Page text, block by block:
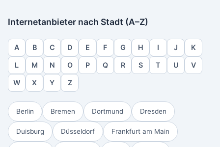
Internetanbieter nach Stadt (A–Z)
A B C D E F G H I J K
L M N O P Q R S T U V
W X Y Z
Berlin Bremen Dortmund Dresden
Duisburg Düsseldorf Frankfurt am Main